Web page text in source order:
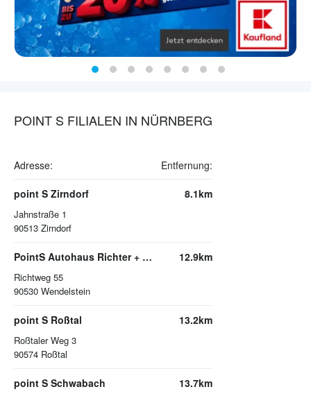
POINT S FILIALEN IN NÜRNBERG
Adresse: Entfernung:
point S Zirndorf
Jahnstraße 1
90513 Zirndorf
8.1km
PointS Autohaus Richter + Zech GmbH
Richtweg 55
90530 Wendelstein
12.9km
point S Roßtal
Roßtaler Weg 3
90574 Roßtal
13.2km
point S Schwabach 13.7km